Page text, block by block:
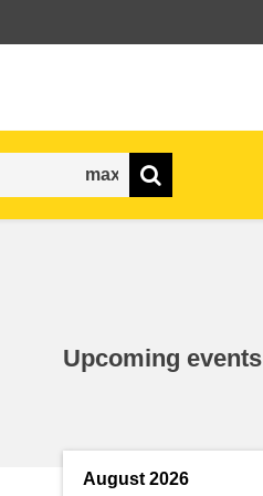
conoscenze
Upcoming events
August 2026